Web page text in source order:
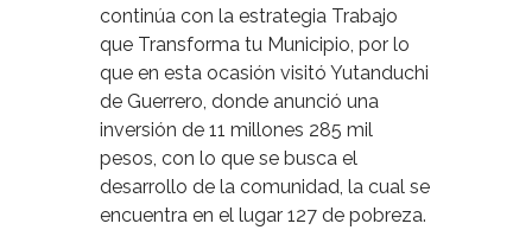
continúa con la estrategia Trabajo
que Transforma tu Municipio, por lo
que en esta ocasión visitó Yutanduchi
de Guerrero, donde anunció una
inversión de 11 millones 285 mil
pesos, con lo que se busca el
desarrollo de la comunidad, la cual se
encuentra en el lugar 127 de pobreza.